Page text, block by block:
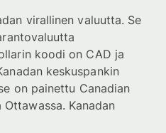
virallinen valuutta. Se
koodi on CAD ja
keskuspankin
on painettu Canadian
Kanadan